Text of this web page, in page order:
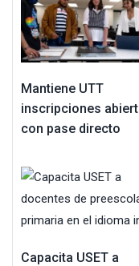
Mantiene UTT
inscripciones
con pase directo
Capacita USET a